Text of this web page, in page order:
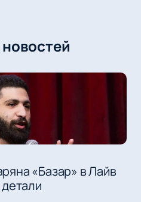
«Базар» в Лайв